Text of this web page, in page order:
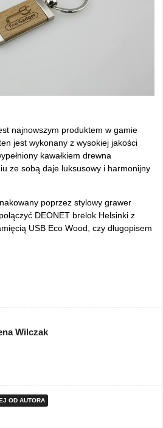
najnowszym produktem w gamie
jest wykonany z wysokiej jakości
kawałkiem drewna
ze sobą daje luksusowy i harmonijny
poprzez stylowy grawer
DEONET brelok Helsinki z
USB Eco Wood, czy długopisem
Wilczak
OD AUTORA